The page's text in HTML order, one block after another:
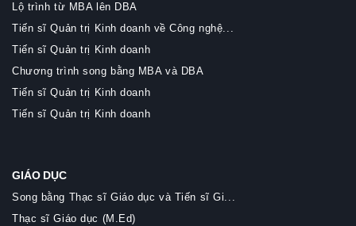
Lộ trình từ MBA lên DBA
Tiến sĩ Quản trị Kinh doanh về Công nghệ...
Tiến sĩ Quản trị Kinh doanh
Chương trình song bằng MBA và DBA
Tiến sĩ Quản trị Kinh doanh
Tiến sĩ Quản trị Kinh doanh
GIÁO DỤC
Song bằng Thạc sĩ Giáo dục và Tiến sĩ Gi...
Thạc sĩ Giáo dục (M.Ed)